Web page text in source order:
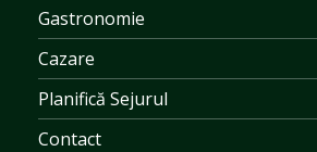
Gastronomie
Cazare
Planifică Sejurul
Contact